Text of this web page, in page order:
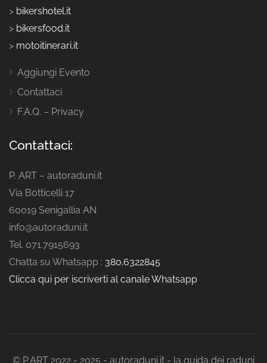
> bikershotel.it
> bikersfood.it
> motoitinerari.it
Aggiungi Evento
Contattaci
F.A.Q. – Privacy
Contattaci:
P. ART – autoraduni.it
Via Botticelli 17
60019 Senigallia AN
info@autoraduni.it
Tel. 071.7915693
Chatta su Whatsapp : 380.6322845
Clicca qui per iscriverti al canale Whatsapp
© P.ART 2022 - 2025 - autoraduni.it - la guida dei raduni